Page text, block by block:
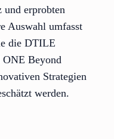
und erprobten
Auswahl umfasst
die DTILE
Beyond
Strategien
werden.